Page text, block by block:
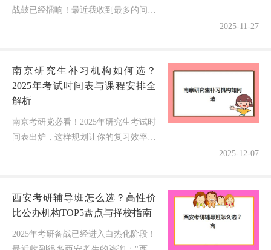
战鼓已经擂响！最近我收到最多的问题
2025-11-27
南京研究生补习机构如何选？
2025年考试时间表与课程安排全
解析
南京考研党必看！2025年研究生考试时
间表出炉，这样规划让你的复习效率翻
2025-12-07
西安考研辅导班怎么选？高性价
比公办机构TOP5盘点与择校指南
2025年考研备战已经进入白热化阶段！